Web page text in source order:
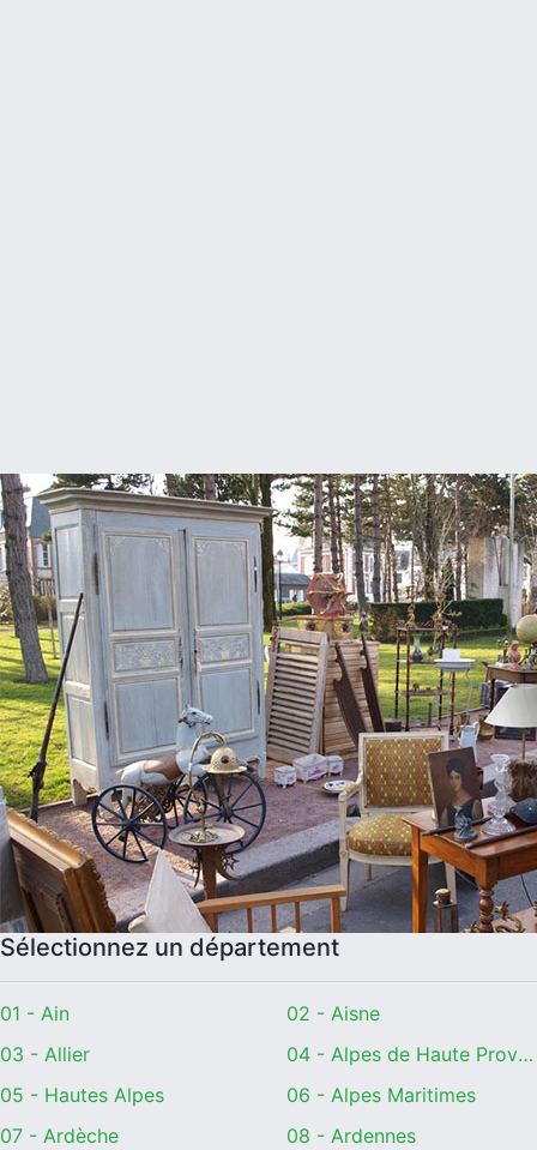
Sélectionnez un département
01 - Ain
02 - Aisne
03 - Allier
04 - Alpes de Haute Provence
05 - Hautes Alpes
06 - Alpes Maritimes
07 - Ardèche
08 - Ardennes